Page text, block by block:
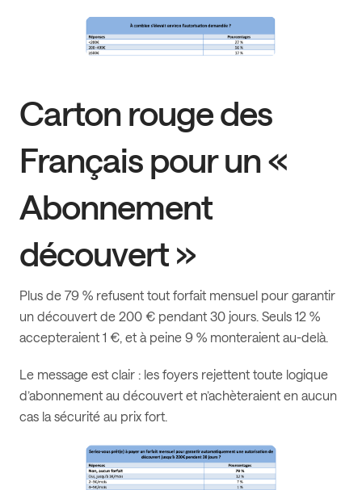
Carton rouge des
Français pour un «
Abonnement
découvert »
Plus de 79 % refusent tout forfait mensuel pour garantir
un découvert de 200 € pendant 30 jours. Seuls 12 %
accepteraient 1 €, et à peine 9 % monteraient au-delà.
Le message est clair : les foyers rejettent toute logique
d’abonnement au découvert et n’achèteraient en aucun
cas la sécurité au prix fort.